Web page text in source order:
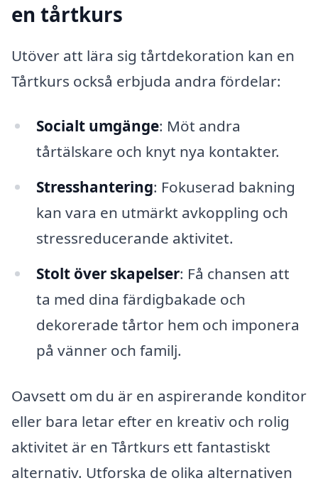
en tårtkurs
Utöver att lära sig tårtdekoration kan en
Tårtkurs också erbjuda andra fördelar:
Socialt umgänge: Möt andra
tårtälskare och knyt nya kontakter.
Stresshantering: Fokuserad bakning
kan vara en utmärkt avkoppling och
stressreducerande aktivitet.
Stolt över skapelser: Få chansen att
ta med dina färdigbakade och
dekorerade tårtor hem och imponera
på vänner och familj.
Oavsett om du är en aspirerande konditor
eller bara letar efter en kreativ och rolig
aktivitet är en Tårtkurs ett fantastiskt
alternativ. Utforska de olika alternativen